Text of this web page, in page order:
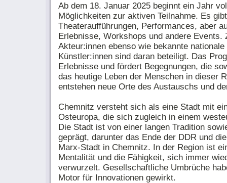
Ab dem 18. Januar 2025 beginnt ein Jahr
Möglichkeiten zur aktiven Teilnahme. Es
Theateraufführungen, Performances, aber
Erlebnisse, Workshops und andere Events.
Akteur:innen ebenso wie bekannte
Künstler:innen sind daran beteiligt. Das
Erlebnisse und fördert Begegnungen, die
das heutige Leben der Menschen in dieser
entstehen neue Orte des Austauschs und
Chemnitz versteht sich als eine Stadt mit
Osteuropa, die sich zugleich in einem
Die Stadt ist von einer langen Tradition
geprägt, darunter das Ende der DDR und
Marx-Stadt in Chemnitz. In der Region ist
Mentalität und die Fähigkeit, sich immer
verwurzelt. Gesellschaftliche Umbrüche
Motor für Innovationen gewirkt.